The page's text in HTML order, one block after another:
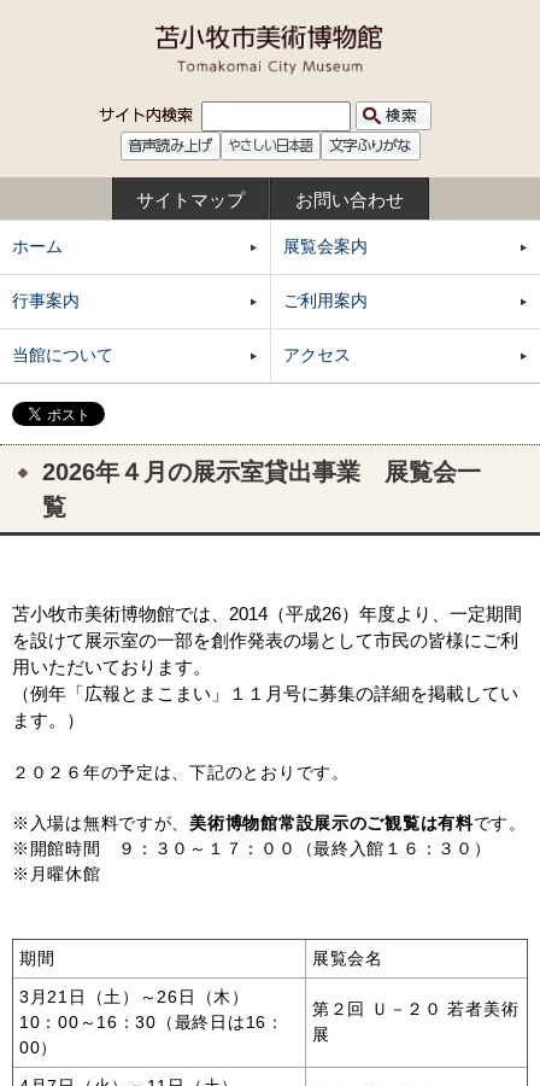
サイトマップ お問い合わせ
ホーム 展覧会案内
行事案内 ご利用案内
当館について アクセス
2026年４月の展示室貸出事業 展覧会一
覧
苫小牧市美術博物館では、2014（平成26）年度より、一定期間
を設けて展示室の一部を創作発表の場として市民の皆様にご利
用いただいております。
（例年「広報とまこまい」１１月号に募集の詳細を掲載してい
ます。）
２０２６年の予定は、下記のとおりです。
※入場は無料ですが、美術博物館常設展示のご観覧は有料です。
※開館時間 ９：３０～１７：００（最終入館１６：３０）
※月曜休館
期間
展覧会名
3月21日（土）～26日（木）
10：00～16：30（最終日は16：
00）
第２回 Ｕ－２０ 若者美術
展